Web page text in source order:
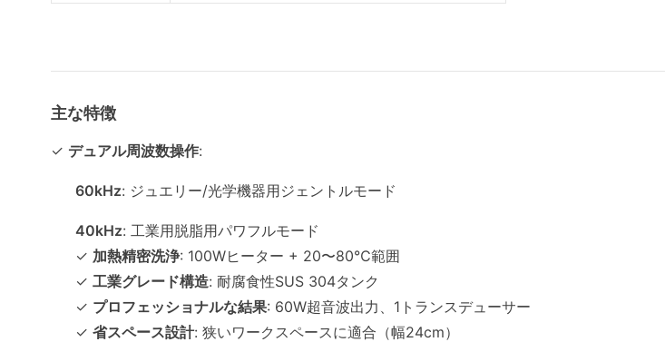
主な特徴
✓ デュアル周波数操作:
60kHz: ジュエリー/光学機器用ジェントルモード
40kHz: 工業用脱脂用パワフルモード
✓ 加熱精密洗浄: 100Wヒーター + 20〜80℃範囲
✓工業グレード構造: 耐腐食性SUS 304タンク
✓ プロフェッショナルな結果: 60W超音波出力、1トランスデューサー
✓省スペース設計: 狭いワークスペースに適合（幅24cm）